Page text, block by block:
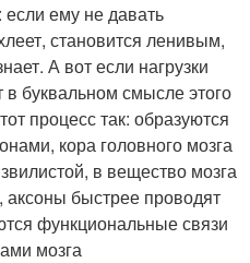
ему не давать
становится ленивым,
А вот если нагрузки
в буквальном смысле этого
процесс так: образуются
кора головного мозга
в вещество мозга
быстрее проводят
функциональные связи
мозга